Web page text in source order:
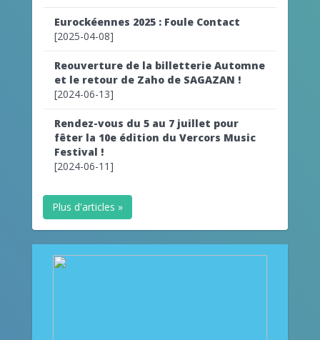
Eurockéennes 2025 : Foule Contact
[2025-04-08]
Reouverture de la billetterie Automne
et le retour de Zaho de SAGAZAN !
[2024-06-13]
Rendez-vous du 5 au 7 juillet pour
fêter la 10e édition du Vercors Music
Festival !
[2024-06-11]
Plus d'articles »